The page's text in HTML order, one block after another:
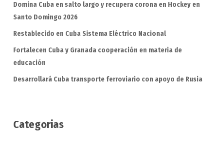
Domina Cuba en salto largo y recupera corona en Hockey en
Santo Domingo 2026
Restablecido en Cuba Sistema Eléctrico Nacional
Fortalecen Cuba y Granada cooperación en materia de
educación
Desarrollará Cuba transporte ferroviario con apoyo de Rusia
Categorias